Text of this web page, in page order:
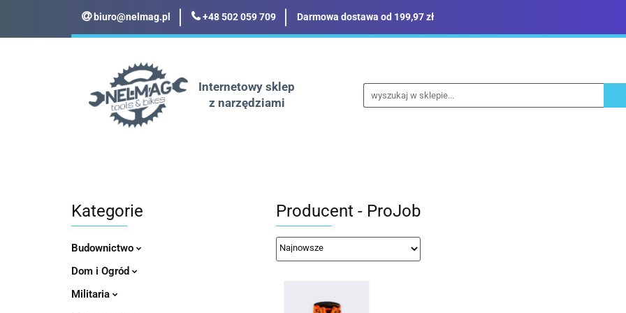
biuro@nelmag.pl +48 502 059 709 Darmowa dostawa od 199,97 zł
Internetowy sklep
z narzędziami
Motoryzacja Odzież robocza i BHP
Kategorie
Budownictwo
Dom i Ogród
Militaria
Producent - ProJob